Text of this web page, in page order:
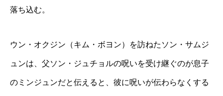
落ち込む。
ウン・オクジン（キム・ボヨン）を訪ねたソン・サムジ
ュンは、父ソン・ジュチョルの呪いを受け継ぐのが息子
のミンジュンだと伝えると、彼に呪いが伝わらなくする